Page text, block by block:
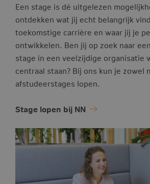
Een stage is dé uitgelezen
ontdekken wat jij echt belangrijk
toekomstige carrière en waar jij je
ontwikkelen. Ben jij op zoek naar
stage in een veelzijdige organisatie
centraal staan? Bij ons kun je zowel
afstudeerstages lopen.
Stage lopen bij NN